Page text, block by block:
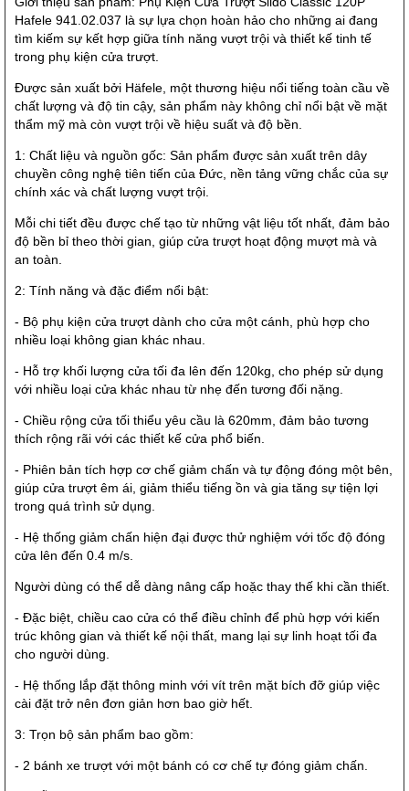
Hafele 941.02.037 là sự lựa chọn hoàn hảo cho những ai đang
tìm kiếm sự kết hợp giữa tính năng vượt trội và thiết kế tinh tế
trong phụ kiện cửa trượt.
Được sản xuất bởi Häfele, một thương hiệu nổi tiếng toàn cầu về
chất lượng và độ tin cậy, sản phẩm này không chỉ nổi bật về mặt
thẩm mỹ mà còn vượt trội về hiệu suất và độ bền.
1: Chất liệu và nguồn gốc: Sản phẩm được sản xuất trên dây
chuyền công nghệ tiên tiến của Đức, nền tảng vững chắc của sự
chính xác và chất lượng vượt trội.
Mỗi chi tiết đều được chế tạo từ những vật liệu tốt nhất, đảm bảo
độ bền bỉ theo thời gian, giúp cửa trượt hoạt động mượt mà và
an toàn.
2: Tính năng và đặc điểm nổi bật:
- Bộ phụ kiện cửa trượt dành cho cửa một cánh, phù hợp cho
nhiều loại không gian khác nhau.
- Hỗ trợ khối lượng cửa tối đa lên đến 120kg, cho phép sử dụng
với nhiều loại cửa khác nhau từ nhẹ đến tương đối nặng.
- Chiều rộng cửa tối thiểu yêu cầu là 620mm, đảm bảo tương
thích rộng rãi với các thiết kế cửa phổ biến.
- Phiên bản tích hợp cơ chế giảm chấn và tự động đóng một bên,
giúp cửa trượt êm ái, giảm thiểu tiếng ồn và gia tăng sự tiện lợi
trong quá trình sử dụng.
- Hệ thống giảm chấn hiện đại được thử nghiệm với tốc độ đóng
cửa lên đến 0.4 m/s.
Người dùng có thể dễ dàng nâng cấp hoặc thay thế khi cần thiết.
- Đặc biệt, chiều cao cửa có thể điều chỉnh để phù hợp với kiến
trúc không gian và thiết kế nội thất, mang lại sự linh hoạt tối đa
cho người dùng.
- Hệ thống lắp đặt thông minh với vít trên mặt bích đỡ giúp việc
cài đặt trở nên đơn giản hơn bao giờ hết.
3: Trọn bộ sản phẩm bao gồm:
- 2 bánh xe trượt với một bánh có cơ chế tự đóng giảm chấn.